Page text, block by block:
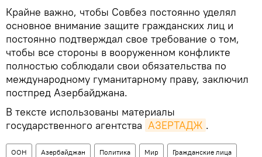
Крайне важно, чтобы Совбез постоянно уделял
основное внимание защите гражданских лиц и
постоянно подтверждал свое требование о том,
чтобы все стороны в вооруженном конфликте
полностью соблюдали свои обязательства по
международному гуманитарному праву, заключил
постпред Азербайджана.
В тексте использованы материалы
государственного агентства АЗЕРТАДЖ .
ООН Азербайджан Политика Мир Гражданские лица